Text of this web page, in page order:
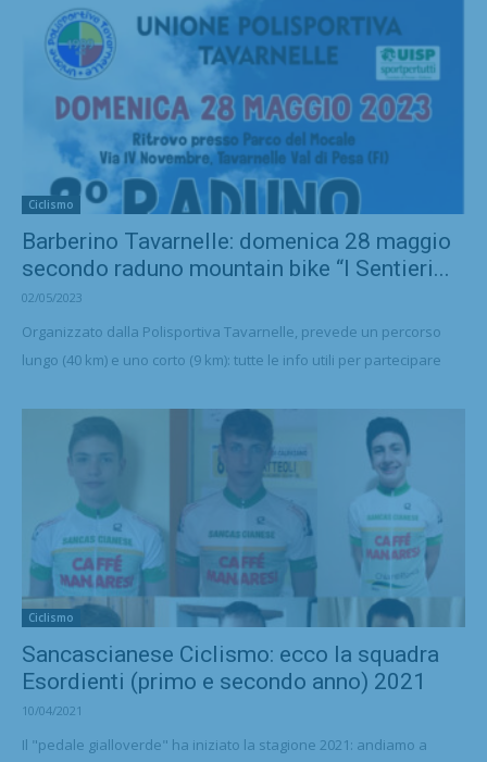
Ciclismo
Barberino Tavarnelle: domenica 28 maggio
secondo raduno mountain bike “I Sentieri...
02/05/2023
Organizzato dalla Polisportiva Tavarnelle, prevede un percorso
lungo (40 km) e uno corto (9 km): tutte le info utili per partecipare
Ciclismo
Sancascianese Ciclismo: ecco la squadra
Esordienti (primo e secondo anno) 2021
10/04/2021
Il "pedale gialloverde" ha iniziato la stagione 2021: andiamo a